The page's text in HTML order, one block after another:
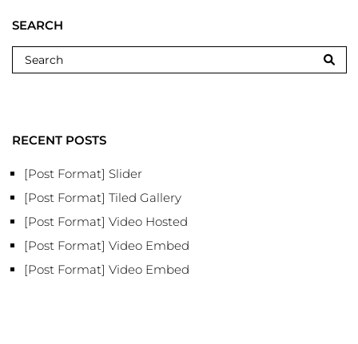
SEARCH
RECENT POSTS
[Post Format] Slider
[Post Format] Tiled Gallery
[Post Format] Video Hosted
[Post Format] Video Embed
[Post Format] Video Embed